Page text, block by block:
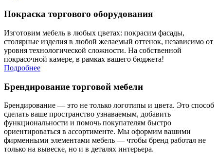
Покраска торгового оборудования
Изготовим мебель в любых цветах: покрасим фасады,
столярные изделия в любой желаемый оттенок, независимо от
уровня технологической сложности. На собственной
покрасочной камере, в рамках вашего бюджета!
Подробнее
Брендирование торговой мебели
Брендирование — это не только логотипы и цвета. Это способ
сделать ваше пространство узнаваемым, добавить
функциональности и помочь покупателям быстро
ориентироваться в ассортименте. Мы оформим вашими
фирменными элементами мебель — чтобы бренд работал не
только на вывеске, но и в деталях интерьера.